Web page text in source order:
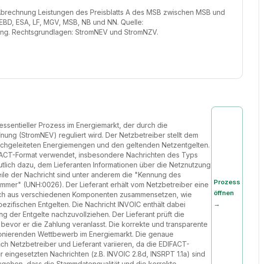
Leistungen des Preisblatts A des MSB zwischen MSB und
ESA, LF, MGV, MSB, NB und NN. Quelle:
Rechtsgrundlagen: StromNEV und StromNZV.
Prozess im Energiemarkt, der durch die
(StromNEV) reguliert wird. Der Netzbetreiber stellt dem
Energiemengen und den geltenden Netzentgelten.
Format verwendet, insbesondere Nachrichten des Typs
dazu, dem Lieferanten Informationen über die Netznutzung
der Nachricht sind unter anderem die "Kennung des
(UNH:0026). Der Lieferant erhält vom Netzbetreiber eine
aus verschiedenen Komponenten zusammensetzen, wie
Entgelten. Die Nachricht INVOIC enthält dabei
der Entgelte nachzuvollziehen. Der Lieferant prüft die
er die Zahlung veranlasst. Die korrekte und transparente
Wettbewerb im Energiemarkt. Die genaue
Netzbetreiber und Lieferant variieren, da die EDIFACT-
Nachrichten (z.B. INVOIC 2.8d, INSRPT 1.1a) sind
Prozess
öffnen
→